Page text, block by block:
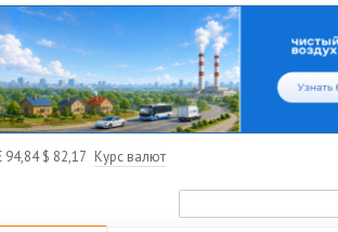
94,84$ 82,17 Курс валют